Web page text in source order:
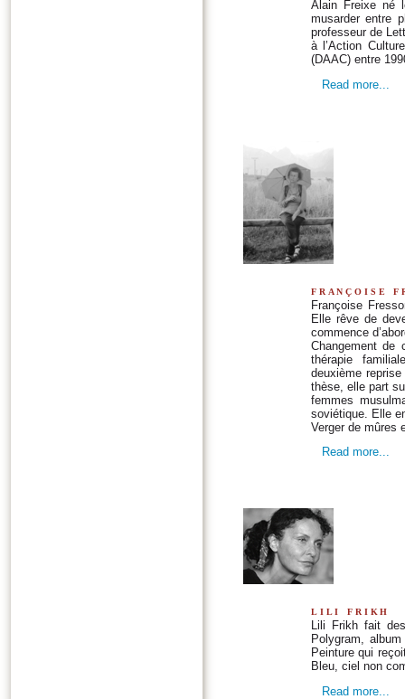
Alain Freixe né
musarder entre
professeur de
à l’Action
(DAAC) entre
Read more...
françoise
Françoise
Elle rêve de
commence
Changement de
thérapie
deuxième
thèse, elle part
femmes
soviétique. Elle
Verger de mûres
Read more...
lili frikh
Lili Frikh fait
Polygram,
Peinture qui
Bleu, ciel non
Read more...